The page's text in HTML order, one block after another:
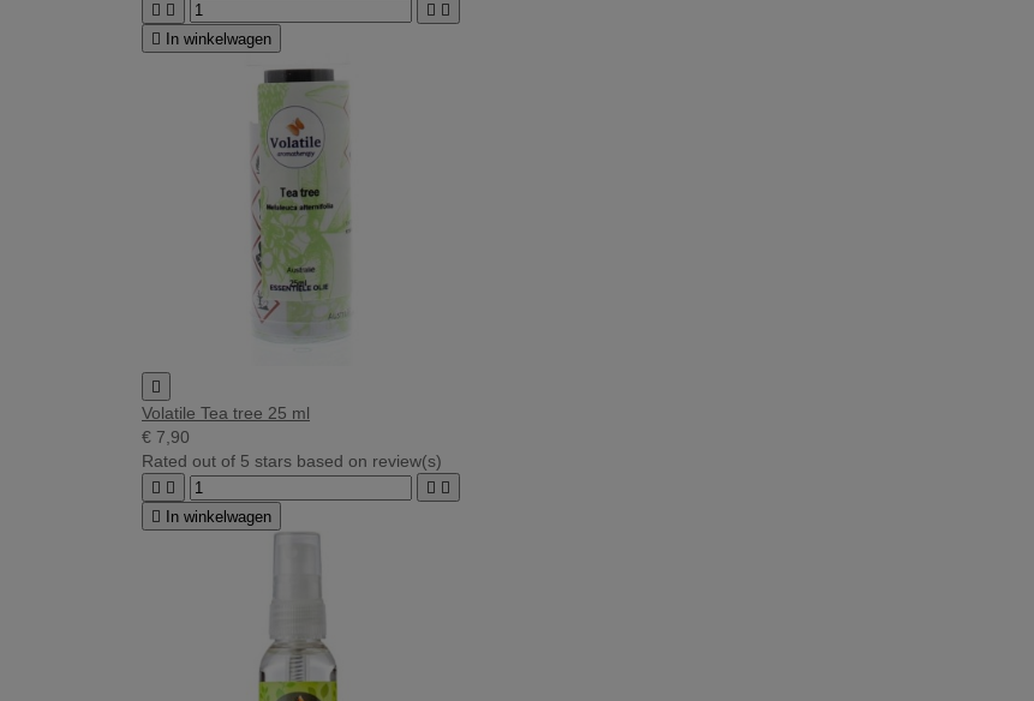
   

In winkelwagen

Volatile Tea tree 25 ml
€ 7,90
Rated out of 5 stars based on review(s)
   

In winkelwagen